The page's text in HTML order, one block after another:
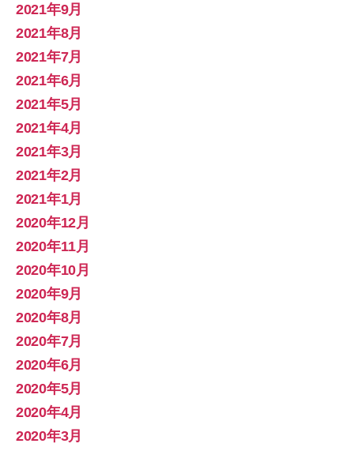
2021年9月
2021年8月
2021年7月
2021年6月
2021年5月
2021年4月
2021年3月
2021年2月
2021年1月
2020年12月
2020年11月
2020年10月
2020年9月
2020年8月
2020年7月
2020年6月
2020年5月
2020年4月
2020年3月